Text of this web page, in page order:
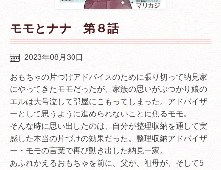
モモとナナ 第８話
2023年08月30日
おもちゃの片づけアドバイスのために張り切って納見家
にやってきたモモだったが、家族の思いがぶつかり娘の
エルは大号泣して部屋にこもってしまった。アドバイザ
ーとして思うように進められないことに焦るモモ。
そんな時に思い出したのは、自分が整理収納を通して実
感した本当の片づけの効果だった。整理収納アドバイザ
ー・モモの言葉で再び動き出した納見一家。
あふれかえるおもちゃを前に、父が、祖母が、そして5